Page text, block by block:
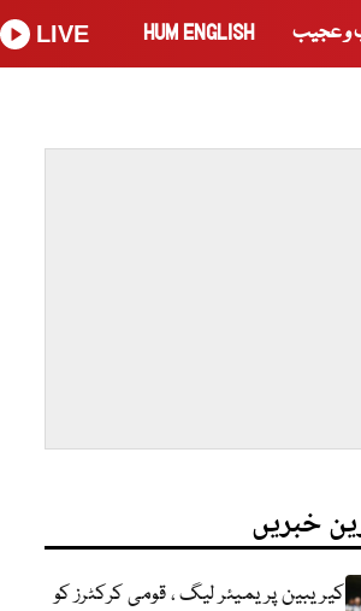
و عجیب HUM ENGLISH
LIVE
خبریں
کیریبین پریمیئر لیگ ، قومی کرکٹرز کو